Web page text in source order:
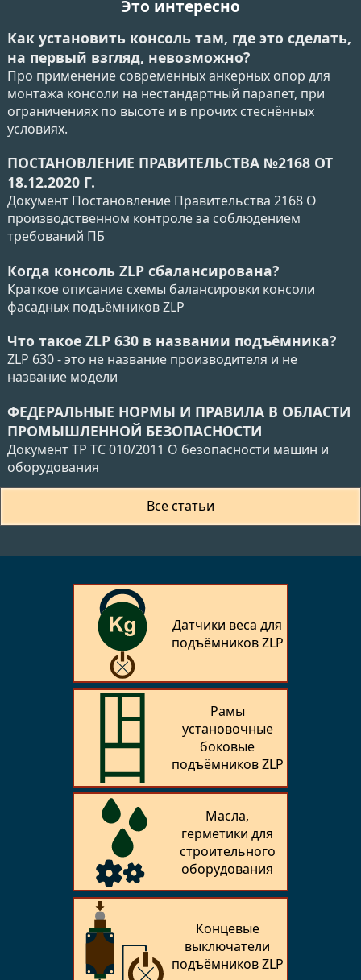
Это интересно
Как установить консоль там, где это сделать,
на первый взгляд, невозможно?
Про применение современных анкерных опор для
монтажа консоли на нестандартный парапет, при
ограничениях по высоте и в прочих стеснённых
условиях.
ПОСТАНОВЛЕНИЕ ПРАВИТЕЛЬСТВА №2168 ОТ
18.12.2020 Г.
Документ Постановление Правительства 2168 О
производственном контроле за соблюдением
требований ПБ
Когда консоль ZLP сбалансирована?
Краткое описание схемы балансировки консоли
фасадных подъёмников ZLP
Что такое ZLP 630 в названии подъёмника?
ZLP 630 - это не название производителя и не
название модели
ФЕДЕРАЛЬНЫЕ НОРМЫ И ПРАВИЛА В ОБЛАСТИ
ПРОМЫШЛЕННОЙ БЕЗОПАСНОСТИ
Документ ТР ТС 010/2011 О безопасности машин и
оборудования
Все статьи
Датчики веса для
подъёмников ZLP
Рамы
установочные
боковые
подъёмников ZLP
Масла,
герметики для
строительного
оборудования
Концевые
выключатели
подъёмников ZLP